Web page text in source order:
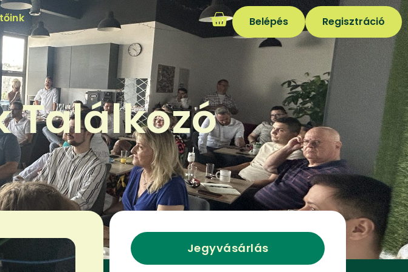
Belépés Regisztráció
Találkozó
Jegyvásárlás